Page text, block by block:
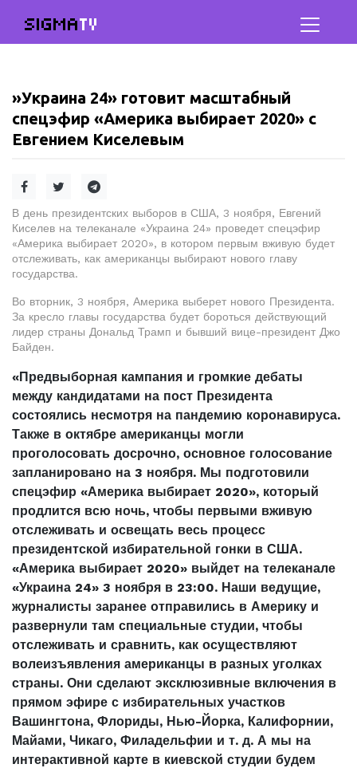
SIGMATV
»Украина 24» готовит масштабный
спецэфир «Америка выбирает 2020» с
Евгением Киселевым
В день президентских выборов в США, 3 ноября, Евгений
Киселев на телеканале «Украина 24» проведет спецэфир
«Америка выбирает 2020», в котором первым вживую будет
отслеживать, как американцы выбирают нового главу
государства.
Во вторник, 3 ноября, Америка выберет нового Президента.
За кресло главы государства будет бороться действующий
лидер страны Дональд Трамп и бывший вице-президент Джо
Байден.
«Предвыборная кампания и громкие дебаты
между кандидатами на пост Президента
состоялись несмотря на пандемию коронавируса.
Также в октябре американцы могли
проголосовать досрочно, основное голосование
запланировано на 3 ноября. Мы подготовили
спецэфир «Америка выбирает 2020», который
продлится всю ночь, чтобы первыми вживую
отслеживать и освещать весь процесс
президентской избирательной гонки в США.
«Америка выбирает 2020» выйдет на телеканале
«Украина 24» 3 ноября в 23:00. Наши ведущие,
журналисты заранее отправились в Америку и
развернули там специальные студии, чтобы
отслеживать и сравнить, как осуществляют
волеизъявления американцы в разных уголках
страны. Они сделают эксклюзивные включения в
прямом эфире с избирательных участков
Вашингтона, Флориды, Нью-Йорка, Калифорнии,
Майами, Чикаго, Филадельфии и т. д. А мы на
интерактивной карте в киевской студии будем